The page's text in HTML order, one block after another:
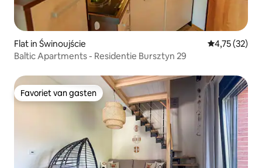
Flat in Świnoujście Gemiddelde
4,75 (32)
Baltic Apartments - Residentie Bursztyn 29
Favoriet van gasten
Favoriet van gasten